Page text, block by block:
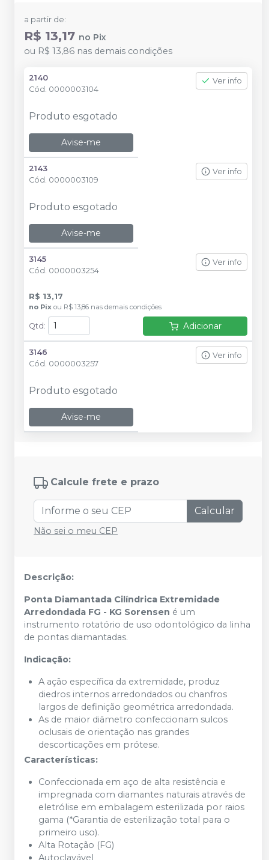
a partir de:
R$ 13,17 no Pix
ou R$ 13,86 nas demais condições
2140
Cód. 0000003104
Ver info
Produto esgotado
Avise-me
2143
Cód. 0000003109
Ver info
Produto esgotado
Avise-me
3145
Cód. 0000003254
Ver info
R$ 13,17
no Pix ou R$ 13,86 nas demais condições
Qtd : Adicionar
3146
Cód. 0000003257
Ver info
Produto esgotado
Avise-me
Calcule frete e prazo
Calcular
Não sei o meu CEP
Descrição:
Ponta Diamantada Cilíndrica Extremidade
Arredondada FG - KG Sorensen é um
instrumento rotatório de uso odontológico da linha
de pontas diamantadas.
Indicação:
A ação específica da extremidade, produz
diedros internos arredondados ou chanfros
largos de definição geométrica arredondada.
As de maior diâmetro confeccionam sulcos
oclusais de orientação nas grandes
descorticações em prótese.
Características:
Confeccionada em aço de alta resistência e
impregnada com diamantes naturais através de
eletrólise em embalagem esterilizada por raios
gama (*Garantia de esterilização total para o
primeiro uso).
Alta Rotação (FG)
Autoclavável